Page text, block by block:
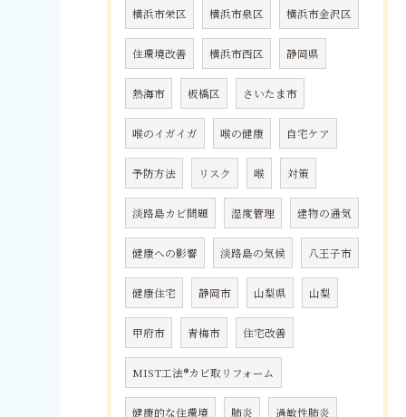
横浜市栄区 横浜市泉区 横浜市金沢区
住環境改善 横浜市西区 静岡県
熱海市 板橋区 さいたま市
喉のイガイガ 喉の健康 自宅ケア
予防方法 リスク 喉 対策
淡路島カビ問題 湿度管理 建物の通気
健康への影響 淡路島の気候 八王子市
健康住宅 静岡市 山梨県 山梨
甲府市 青梅市 住宅改善
MIST工法®カビ取リフォーム
健康的な住環境 肺炎 過敏性肺炎